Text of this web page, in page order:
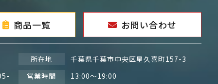
商品一覧 お問い合わせ
所在地
千葉県千葉市中央区星久喜町157-3
営業時間 13:00～19:00